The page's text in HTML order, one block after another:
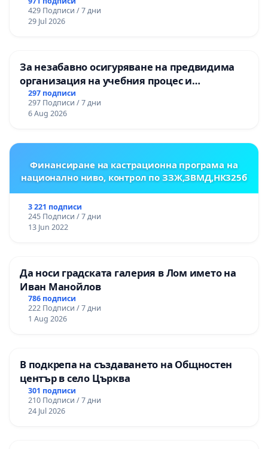
ЗАБЕЛЕЖИТЕЛНОСТ „ХЪЛМ НА
ОСВОБОДИТЕЛИТЕ“ (БУНАРДЖИК)
429 Подписи / 7 дни
29 Jul 2026
За незабавно осигуряване на предвидима
организация на учебния процес и
гарантиране на правото на равнопоставено
и качествено образование на учениците от
ОУ „Княз Александър I“ и Хуманитарна
297 подписи
297 Подписи / 7 дни
6 Aug 2026
Финансиране на кастрационна програма на
национално ниво, контрол по ЗЗЖ,ЗВМД,НК325б
3 221 подписи
245 Подписи / 7 дни
13 Jun 2022
Да носи градската галерия в Лом името на
Иван Манойлов
786 подписи
222 Подписи / 7 дни
1 Aug 2026
В подкрепа на създаването на Общностен
център в село Църква
301 подписи
210 Подписи / 7 дни
24 Jul 2026